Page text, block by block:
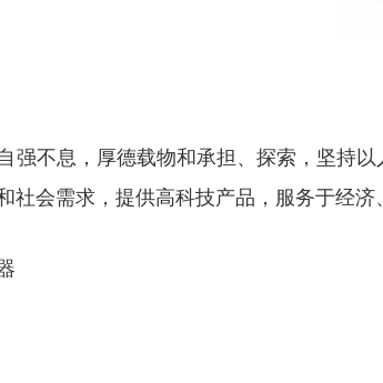
强不息，厚德载物和承担、探索，坚持
社会需求，提供高科技产品，服务于经济